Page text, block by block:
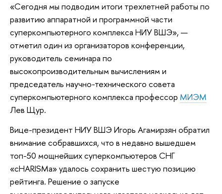
«Сегодня мы подводим итоги трехлетней работы по
развитию аппаратной и программной части
суперкомпьютерного комплекса НИУ ВШЭ», —
отметил один из организаторов конференции,
руководитель семинара по
высокопроизводительным вычислениям и
председатель научно-технического совета
суперкомпьютерного комплекса профессор МИЭМ
Лев Щур.
Вице-президент НИУ ВШЭ Игорь Агамирзян обратил
внимание собравшихся, что в недавно вышедшем
топ-50 мощнейших суперкомпьютеров СНГ
«cHARISMa» удалось сохранить шестую позицию
рейтинга. Решение о запуске